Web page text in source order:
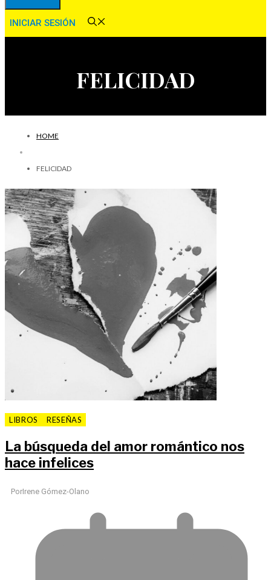
INICIAR SESIÓN
FELICIDAD
HOME
FELICIDAD
LIBROS RESEÑAS
La búsqueda del amor romántico nos
hace infelices
PorIrene Gómez-Olano